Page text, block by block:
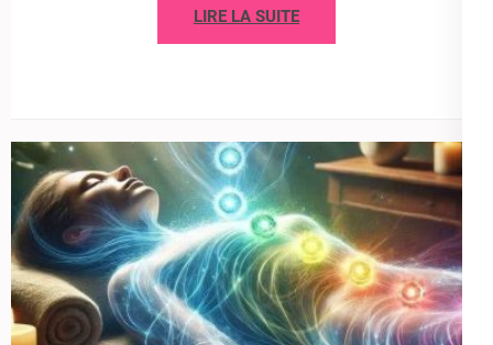
LIRE LA SUITE